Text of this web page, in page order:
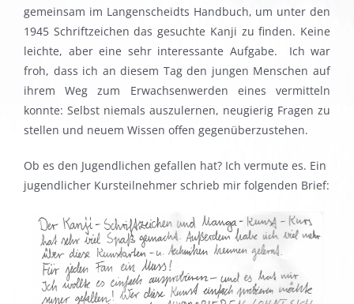
gemeinsam im Langenscheidts Handbuch, um unter den
1945 Schriftzeichen das gesuchte Kanji zu finden. Keine
leichte, aber eine sehr interessante Aufgabe. Ich war
froh, dass ich an diesem Tag den jungen Menschen auf
ihrem Weg zum Erwachsenwerden eines vermitteln
konnte: Selbst niemals auszulernen, neugierig Fragen zu
stellen und neuem Wissen offen gegenüberzustehen.
Ob es den Jugendlichen gefallen hat? Ich vermute es. Ein
jugendlicher Kursteilnehmer schrieb mir folgenden Brief: